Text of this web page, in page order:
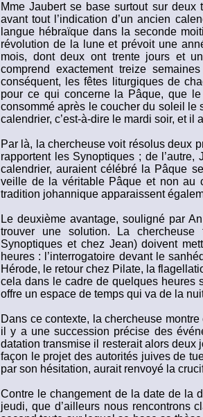
Mme Jaubert se base surtout sur
avant tout l’indication d’un ancien
langue hébraïque dans la seconde
révolution de la lune et prévoit une
mois, dont deux ont trente jours et
comprend exactement treize
conséquent, les fêtes liturgiques de
pour ce qui concerne la Pâque, que
consommé après le coucher du soleil le
calendrier, c’est-à-dire le mardi soir, et
Par là, la chercheuse voit résolus deux
rapportent les Synoptiques ; de
calendrier, auraient célébré la Pâque
veille de la véritable Pâque et non au
tradition johannique apparaissent
Le deuxième avantage, souligné par
trouver une solution. La
Synoptiques et chez Jean) doivent
heures : l’interrogatoire devant le
Hérode, le retour chez Pilate, la
cela dans le cadre de quelques heures
offre un espace de temps qui va de la
Dans ce contexte, la chercheuse
il y a une succession précise des
datation transmise il resterait alors deux
façon le projet des autorités juives de
par son hésitation, aurait renvoyé la
Contre le changement de la date de la
jeudi, que d’ailleurs nous rencontrons